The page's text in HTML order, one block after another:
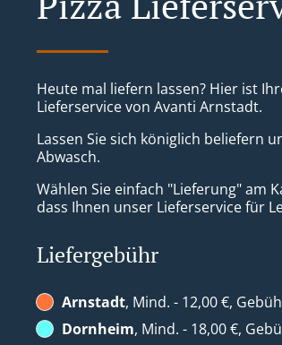
Heute mal liefern lassen? Hier ist
Lieferservice von Avanti Arnstadt.
Lassen Sie sich königlich beliefern
Abwasch.
Wählen Sie einfach "Lieferung" am
dass Ihnen unser Lieferservice für
Liefergebühr
Arnstadt, Mind. - 12,00 €,
Dornheim, Mind. - 18,00 €,